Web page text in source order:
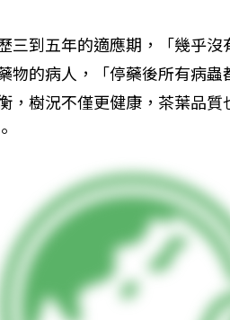
三到五年的適應期，「幾乎
物的病人，「停藥後所有病
，樹況不僅更健康，茶葉品質